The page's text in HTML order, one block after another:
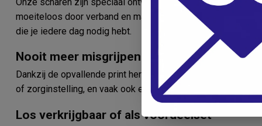
moeiteloos door verband en materialen, terwijl de kocher
die je iedere dag nodig hebt.
Nooit meer misgrijpen
Dankzij de opvallende print herken je je eigen
of zorginstelling, en vaak ook een leuke gespreksstarter met
Los verkrijgbaar of als voordeelset